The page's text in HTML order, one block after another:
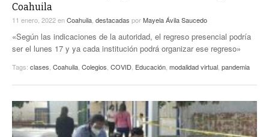
Coahuila
11 enero, 2022enCoahuila destacadas porMayela Ávila Saucedo
«Según las indicaciones de la autoridad, el regreso presencial podría
ser el lunes 17 y ya cada institución podrá organizar ese regreso»
Tags: clases Coahuila Colegios COVID Educación modalidad virtual pandemia